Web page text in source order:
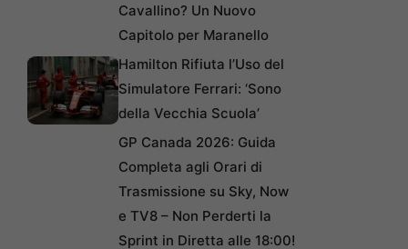
Cavallino? Un Nuovo
Capitolo per Maranello
Hamilton Rifiuta l’Uso del
Simulatore Ferrari: ‘Sono
della Vecchia Scuola’
GP Canada 2026: Guida
Completa agli Orari di
Trasmissione su Sky, Now
e TV8 – Non Perderti la
Sprint in Diretta alle 18:00!